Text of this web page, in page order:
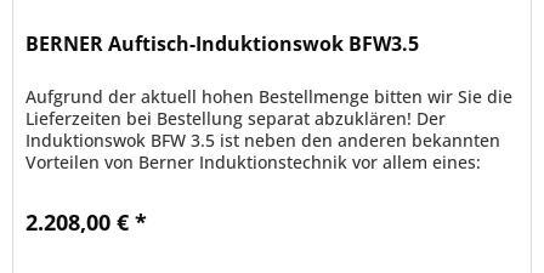
BERNER Auftisch-Induktionswok BFW3.5
Aufgrund der aktuell hohen Bestellmenge bitten wir Sie die
Lieferzeiten bei Bestellung separat abzuklären! Der
Induktionswok BFW 3.5 ist neben den anderen bekannten
Vorteilen von Berner Induktionstechnik vor allem eines:
2.208,00 € *